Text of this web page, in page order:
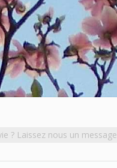
? Laissez nous un message